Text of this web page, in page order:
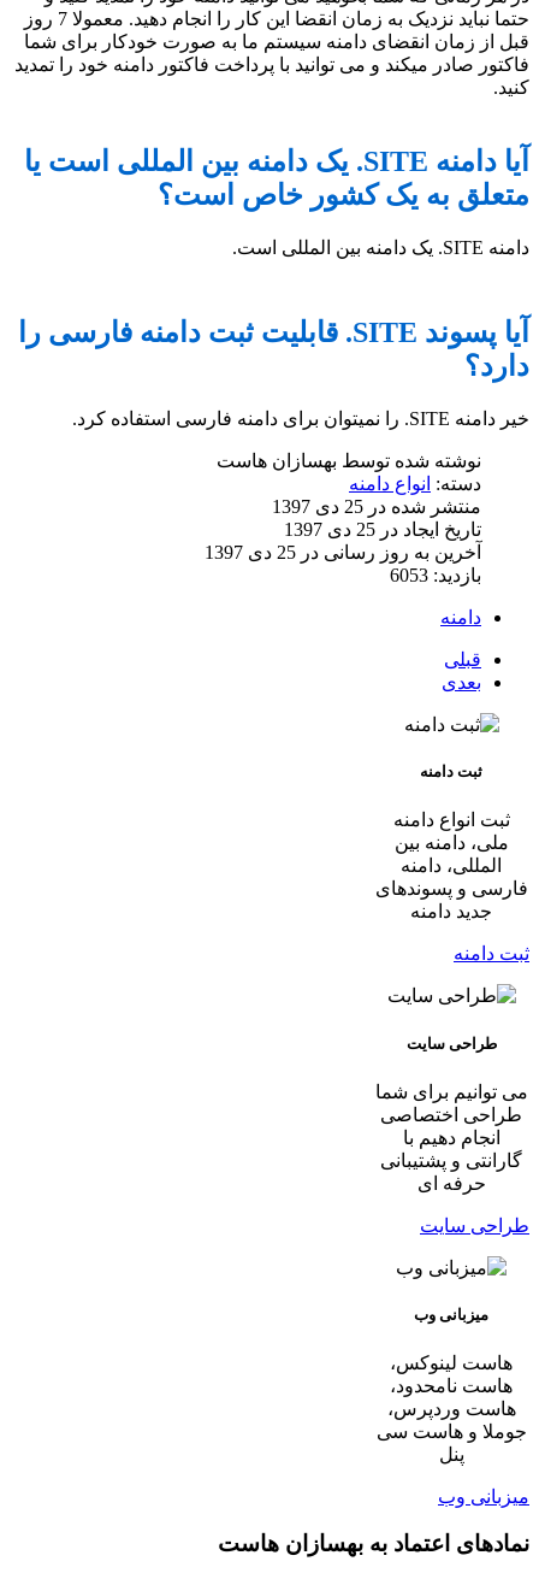
حتما نباید نزدیک به زمان انقضا این کار را انجام دهید. معمولا 7 روز
قبل از زمان انقضای دامنه سیستم ما به صورت خودکار برای شما
فاکتور صادر میکند و می توانید با پرداخت فاکتور دامنه خود را تمدید
کنید.
آیا دامنه SITE. یک دامنه بین المللی است یا
متعلق به یک کشور خاص است؟
دامنه SITE. یک دامنه بین المللی است.
آیا پسوند SITE. قابلیت ثبت دامنه فارسی را
دارد؟
خیر دامنه SITE. را نمیتوان برای دامنه فارسی استفاده کرد.
نوشته شده توسط بهسازان هاست
دسته: انواع دامنه
منتشر شده در 25 دی 1397
تاریخ ایجاد در 25 دی 1397
آخرین به روز رسانی در 25 دی 1397
بازدید: 6053
دامنه
قبلی
بعدی
ثبت دامنه
ثبت انواع دامنه
ملی، دامنه بین
المللی، دامنه
فارسی و پسوندهای
جدید دامنه
ثبت دامنه
طراحی سایت
می توانیم برای شما
طراحی اختصاصی
انجام دهیم با
گارانتی و پشتیبانی
حرفه ای
طراحی سایت
میزبانی وب
هاست لینوکس،
هاست نامحدود،
هاست وردپرس،
جوملا و هاست سی
پنل
میزبانی وب
نمادهای اعتماد به بهسازان هاست